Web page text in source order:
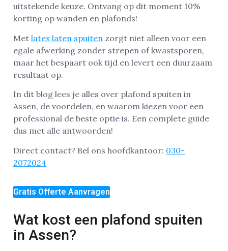
uitstekende keuze. Ontvang op dit moment 10%
korting op wanden en plafonds!
Met latex laten spuiten zorgt niet alleen voor een
egale afwerking zonder strepen of kwastsporen,
maar het bespaart ook tijd en levert een duurzaam
resultaat op.
In dit blog lees je alles over plafond spuiten in
Assen, de voordelen, en waarom kiezen voor een
professional de beste optie is. Een complete guide
dus met alle antwoorden!
Direct contact? Bel ons hoofdkantoor: 030-
2072024
Gratis Offerte Aanvragen
Wat kost een plafond spuiten
in Assen?